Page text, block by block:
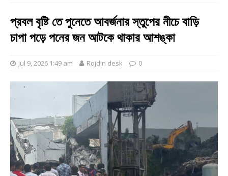
প্রবল বৃষ্টি তে পুনেতে আবর্জনার স্তুপের নীচে বাড়ি
চাপা পড়ে পনের জন আটকে থাকার আশঙ্কা
Jul 9, 2026 1:49 am Rojdin desk 0